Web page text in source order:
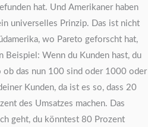
hat. Und Amerikaner haben
universelles Prinzip. Das ist nicht
wo Pareto geforscht hat,
Beispiel: Wenn du Kunden hast, du
ob das nun 100 sind oder 1000 oder
Kunden, da ist es so, dass 20
des Umsatzes machen. Das
geht, du könntest 80 Prozent